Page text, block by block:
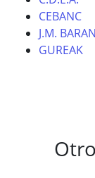
CEBANC
J.M.
GUREAK